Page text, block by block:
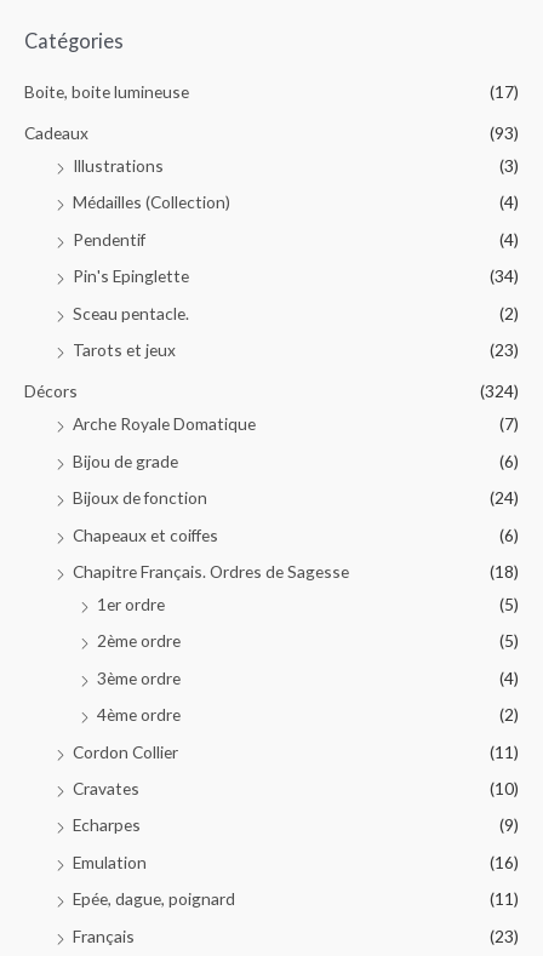
Catégories
Boite, boite lumineuse (17)
Cadeaux
(93)
Illustrations
(3)
Médailles (Collection)
(4)
Pendentif
(4)
Pin's Epinglette
(34)
Sceau pentacle.
(2)
Tarots et jeux
(23)
Décors
(324)
Arche Royale Domatique
(7)
Bijou de grade
(6)
Bijoux de fonction
(24)
Chapeaux et coiffes
(6)
Chapitre Français. Ordres de Sagesse
(18)
1er ordre
(5)
2ème ordre
(5)
3ème ordre
(4)
4ème ordre
(2)
Cordon Collier
(11)
Cravates
(10)
Echarpes
(9)
Emulation
(16)
Epée, dague, poignard
(11)
Français
(23)